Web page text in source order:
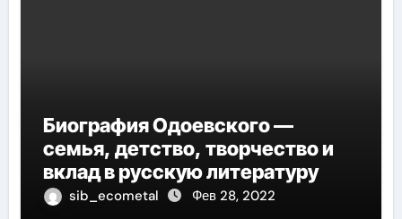
Биография Одоевского —
семья, детство, творчество и
вклад в русскую литературу
sib_ecometal Фев 28, 2022